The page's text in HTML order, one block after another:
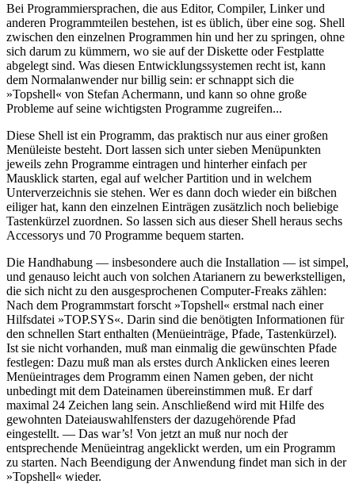
Bei Programmiersprachen, die aus Editor, Compiler, Linker und
anderen Programmteilen bestehen, ist es üblich, über eine sog. Shell
zwischen den einzelnen Programmen hin und her zu springen, ohne
sich darum zu kümmern, wo sie auf der Diskette oder Festplatte
abgelegt sind. Was diesen Entwicklungssystemen recht ist, kann
dem Normalanwender nur billig sein: er schnappt sich die
»Topshell« von Stefan Achermann, und kann so ohne große
Probleme auf seine wichtigsten Programme zugreifen...
Diese Shell ist ein Programm, das praktisch nur aus einer großen
Menüleiste besteht. Dort lassen sich unter sieben Menüpunkten
jeweils zehn Programme eintragen und hinterher einfach per
Mausklick starten, egal auf welcher Partition und in welchem
Unterverzeichnis sie stehen. Wer es dann doch wieder ein bißchen
eiliger hat, kann den einzelnen Einträgen zusätzlich noch beliebige
Tastenkürzel zuordnen. So lassen sich aus dieser Shell heraus sechs
Accessorys und 70 Programme bequem starten.
Die Handhabung — insbesondere auch die Installation — ist simpel,
und genauso leicht auch von solchen Atarianern zu bewerkstelligen,
die sich nicht zu den ausgesprochenen Computer-Freaks zählen:
Nach dem Programmstart forscht »Topshell« erstmal nach einer
Hilfsdatei »TOP.SYS«. Darin sind die benötigten Informationen für
den schnellen Start enthalten (Menüeinträge, Pfade, Tastenkürzel).
Ist sie nicht vorhanden, muß man einmalig die gewünschten Pfade
festlegen: Dazu muß man als erstes durch Anklicken eines leeren
Menüeintrages dem Programm einen Namen geben, der nicht
unbedingt mit dem Dateinamen übereinstimmen muß. Er darf
maximal 24 Zeichen lang sein. Anschließend wird mit Hilfe des
gewohnten Dateiauswahlfensters der dazugehörende Pfad
eingestellt. — Das war’s! Von jetzt an muß nur noch der
entsprechende Menüeintrag angeklickt werden, um ein Programm
zu starten. Nach Beendigung der Anwendung findet man sich in der
»Topshell« wieder.